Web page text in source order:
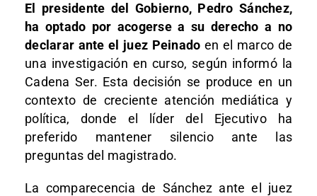
El presidente del Gobierno, Pedro Sánchez,
ha optado por acogerse a su derecho a no
declarar ante el juez Peinado en el marco de
una investigación en curso, según informó la
Cadena Ser. Esta decisión se produce en un
contexto de creciente atención mediática y
política, donde el líder del Ejecutivo ha
preferido mantener silencio ante las
preguntas del magistrado.
La comparecencia de Sánchez ante el juez